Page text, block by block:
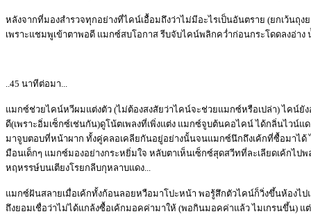
หลังจากที่มองสำรวจทุกอย่างที่ไคน์เอื้อมถึงว่าไม่มีอะไรเป็นอันตราย (ยกเว้นถุ
เพราะแชมพูเข้าตาพอดี แมกซ์สบโอกาส รีบจับไคน์พลิกคว่ำก่อนกระโดดลงอ่า
..45 นาทีต่อมา...
แมกซ์ช่วยไคน์หวีผมแต่งตัว (ไม่ต้องสงสัยว่าไคน์จะช่วยแมกซ์หรือเปล่า) ไคน์
ดี(เพราะอิ่มเซ็กซ์เช่นกัน)ดูโน้ตเพลงที่เพิ่งแต่ง แมกซ์จูบต้นคอไคน์ ได้กลิ่นไวน์แ
มาจูบตอบที่หน้าผาก ทั้งคู่คลอเคลียกันอยู่อย่างนั้นจนแมกซ์นึกถึงเค้กที่ซื้อมาได้
มือนเด็กๆ แมกซ์มองอย่างกระหยิ่มใจ หลับตาเห็นเซ็กซ์สุดสวีทที่ละเลียดเค้กไ
หฤหรรษ์บนเตียงโรยกลีบกุหลาบแดง...
แมกซ์ฝันสลายเมื่อเค้กทั้งก้อนลอยหวือมาโปะหน้า พอรู้สึกตัวไคน์ก็วิ่งขึ้นห้องไ
ถึงยอมเชื่อว่าไม่ได้แกล้งซื้อเค้กมอคค่ามาให้ (พอกินมอคค่าแล้ว ไมเกรนขึ้น)